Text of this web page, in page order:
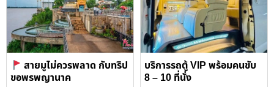
สายมูไม่ควรพลาด กับทริป
ขอพรพญานาค
บริการรถตู้ VIP พร้อมคนขับ
8 – 10 ที่นั่ง